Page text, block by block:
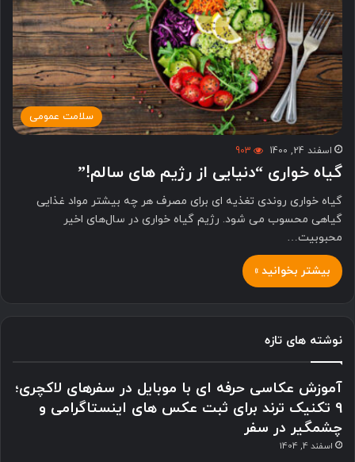
سلامت عمومی
اسفند 24, 1400 903
گیاه خواری “دنیایی از رژیم های سالم!”
گیاه خواری روندی تغذیه ای برای مصرف هر چه بیشتر مواد غذایی
گیاهی محسوب می شود. رژیم گیاه خواری در سال‌های اخیر
محبوبیت…
بیشتر بخوانید »
نوشته های تازه
آموزش عکاسی حرفه ای با موبایل در سفرهای لاکچری؛
9 تکنیک ترند برای ثبت عکس های اینستاگرامی و
چشمگیر در سفر
اسفند 4, 1404